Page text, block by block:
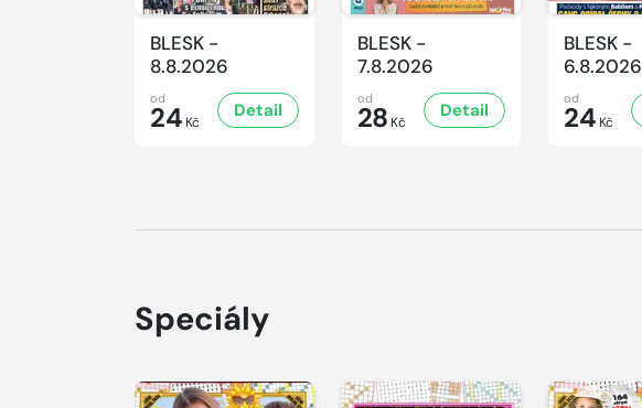
BLESK -
8.8.2026
od
24 Kč
Detail
BLESK -
7.8.2026
od
28 Kč
Detail
BLESK -
6.8.2026
od
24 Kč
Speciály